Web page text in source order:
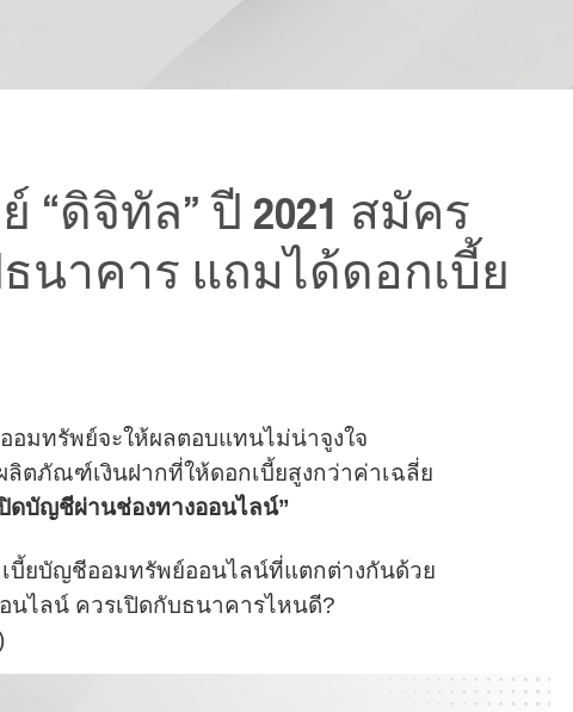
ดิจิทัล” ปี 2021 สมัคร
นาคาร แถมได้ดอกเบี้ย
อมทรัพย์จะให้ผลตอบแทนไม่น่าจูงใจ
ตภัณฑ์เงินฝากที่ให้ดอกเบี้ยสูงกว่าค่าเฉลี่ย
ดบัญชีผ่านช่องทางออนไลน์”
บี้ยบัญชีออมทรัพย์ออนไลน์ที่แตกต่างกันด้วย
ไลน์ ควรเปิดกับธนาคารไหนดี?